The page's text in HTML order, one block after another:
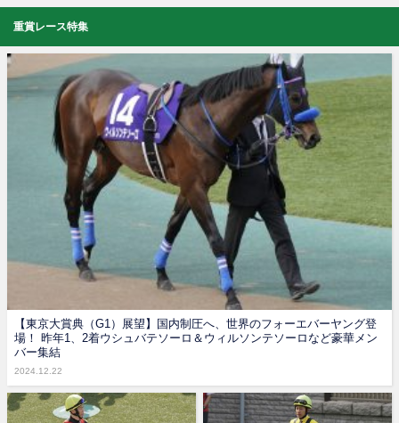
重賞レース特集
【東京大賞典（G1）展望】国内制圧へ、世界のフォーエバーヤング登
場！ 昨年1、2着ウシュバテソーロ＆ウィルソンテソーロなど豪華メン
バー集結
2024.12.22